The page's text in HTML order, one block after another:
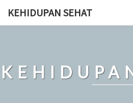
KEHIDUPAN SEHAT